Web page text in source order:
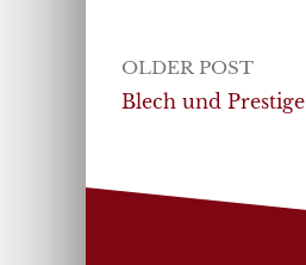
Post
navigation
OLDER POST
Blech und Prestige